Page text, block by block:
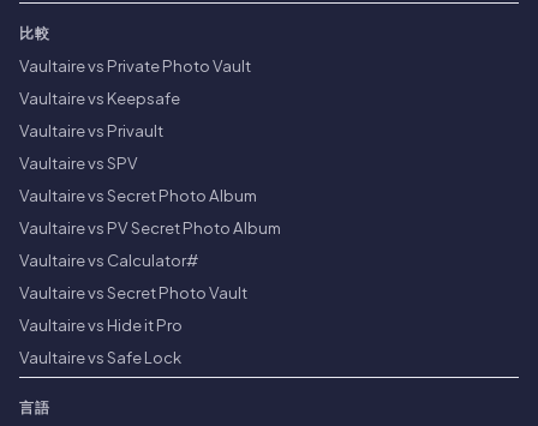
比較
Vaultaire vs Private Photo Vault
Vaultaire vs Keepsafe
Vaultaire vs Privault
Vaultaire vs SPV
Vaultaire vs Secret Photo Album
Vaultaire vs PV Secret Photo Album
Vaultaire vs Calculator#
Vaultaire vs Secret Photo Vault
Vaultaire vs Hide it Pro
Vaultaire vs Safe Lock
言語